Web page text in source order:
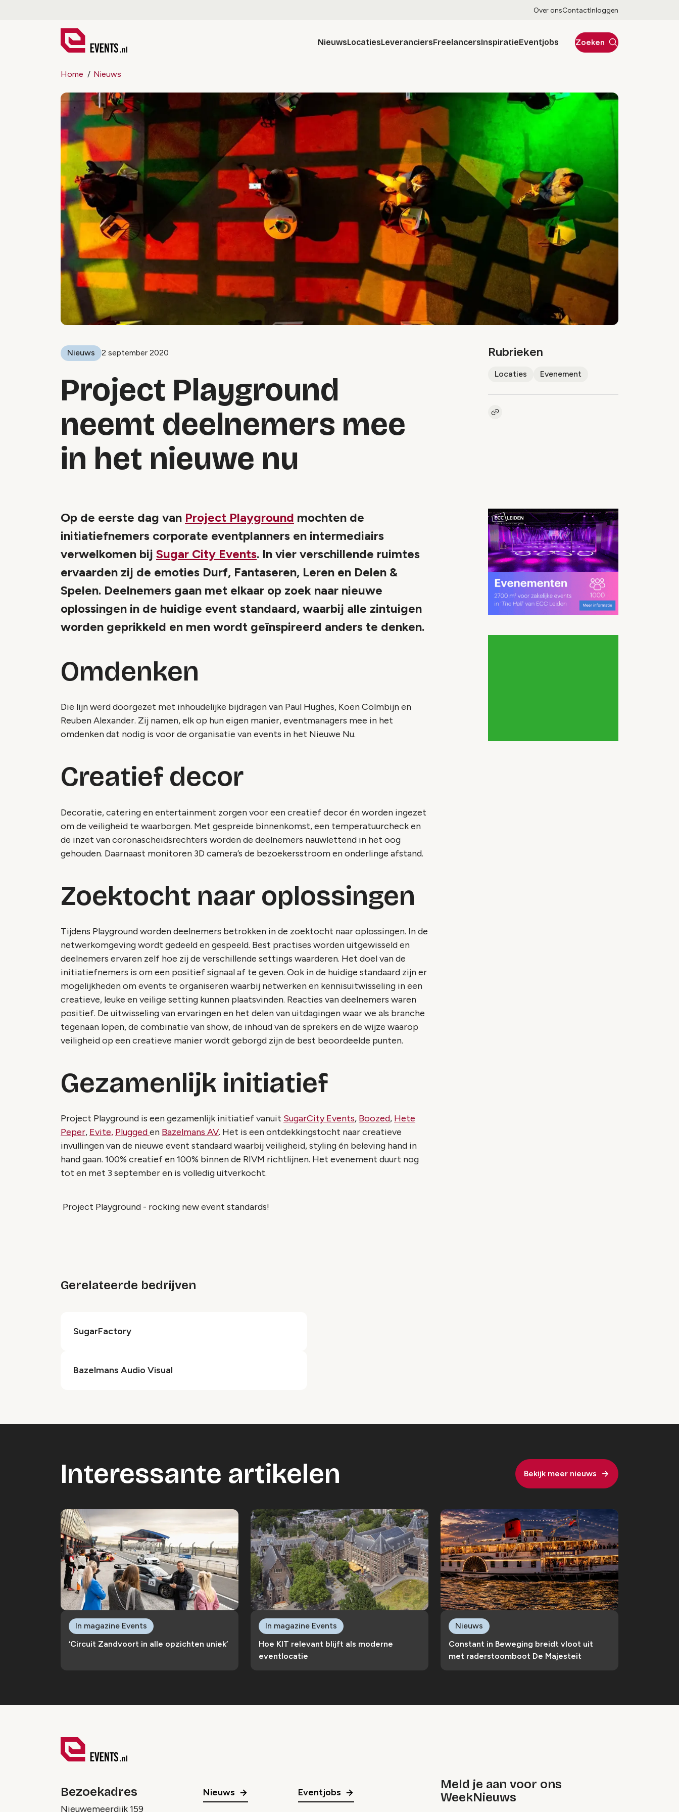
Over onsContactInloggen
NieuwsLocatiesLeveranciersFreelancersInspiratieEventjobs Zoeken
Home Nieuws
Nieuws 2 september 2020
Project Playground
neemt deelnemers mee
in het nieuwe nu
Rubrieken
Locaties Evenement
Kopieer link naar artikel
Op de eerste dag van Project Playground mochten de
initiatiefnemers corporate eventplanners en intermediairs
verwelkomen bij Sugar City Events. In vier verschillende ruimtes
ervaarden zij de emoties Durf, Fantaseren, Leren en Delen &
Spelen. Deelnemers gaan met elkaar op zoek naar nieuwe
oplossingen in de huidige event standaard, waarbij alle zintuigen
worden geprikkeld en men wordt geïnspireerd anders te denken.
Omdenken
Die lijn werd doorgezet met inhoudelijke bijdragen van Paul Hughes, Koen Colmbijn en
Reuben Alexander. Zij namen, elk op hun eigen manier, eventmanagers mee in het
omdenken dat nodig is voor de organisatie van events in het Nieuwe Nu.
Creatief decor
Decoratie, catering en entertainment zorgen voor een creatief decor én worden ingezet
om de veiligheid te waarborgen. Met gespreide binnenkomst, een temperatuurcheck en
de inzet van coronascheidsrechters worden de deelnemers nauwlettend in het oog
gehouden. Daarnaast monitoren 3D camera’s de bezoekersstroom en onderlinge afstand.
Zoektocht naar oplossingen
Tijdens Playground worden deelnemers betrokken in de zoektocht naar oplossingen. In de
netwerkomgeving wordt gedeeld en gespeeld. Best practises worden uitgewisseld en
deelnemers ervaren zelf hoe zij de verschillende settings waarderen. Het doel van de
initiatiefnemers is om een positief signaal af te geven. Ook in de huidige standaard zijn er
mogelijkheden om events te organiseren waarbij netwerken en kennisuitwisseling in een
creatieve, leuke en veilige setting kunnen plaatsvinden. Reacties van deelnemers waren
positief. De uitwisseling van ervaringen en het delen van uitdagingen waar we als branche
tegenaan lopen, de combinatie van show, de inhoud van de sprekers en de wijze waarop
veiligheid op een creatieve manier wordt geborgd zijn de best beoordeelde punten.
Gezamenlijk initiatief
Project Playground is een gezamenlijk initiatief vanuit SugarCity Events, Boozed, Hete
Peper, Evite, Pluggeden Bazelmans AV. Het is een ontdekkingstocht naar creatieve
invullingen van de nieuwe event standaard waarbij veiligheid, styling én beleving hand in
hand gaan. 100% creatief en 100% binnen de RIVM richtlijnen. Het evenement duurt nog
tot en met 3 september en is volledig uitverkocht.
Project Playground - rocking new event standards!
Gerelateerde bedrijven
SugarFactory
Bazelmans Audio Visual
Interessante artikelen Bekijk meer nieuws
‘Circuit Zandvoort in alle opzichten uniek’
In magazine Events
Hoe KIT relevant blijft als moderne
eventlocatie
In magazine Events
Constant in Beweging breidt vloot uit
met raderstoomboot De Majesteit
Nieuws
Bezoekadres
Nieuwemeerdijk 159
Nieuws Eventjobs
Meld je aan voor ons
WeekNieuws